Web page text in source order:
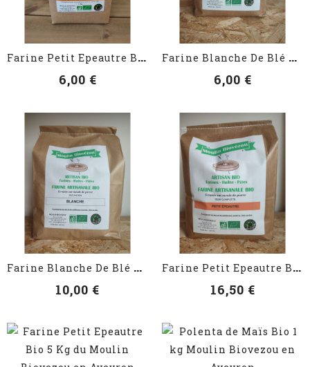
F
Arine Petit Epeautre Bio 1 Kg
6,00 €
F
Arine Blanche De Blé Bio 3 Kg
6,00 €
VOIR LES DÉTAILS
F
Arine Blanche De Blé Bio 5 Kg
10,00 €
VOIR LES DÉTAILS
F
Arine Petit Epeautre Bio 3 Kg
16,50 €